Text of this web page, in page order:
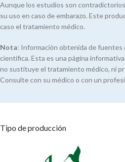
Aunque los estudios son
su uso en caso de embarazo. Este
caso el tratamiento médico.
Nota: Información obtenida de fuentes
científica. Esta es una página
no sustituye el tratamiento médico, ni
Consulte con su médico o con un
Tipo de producción